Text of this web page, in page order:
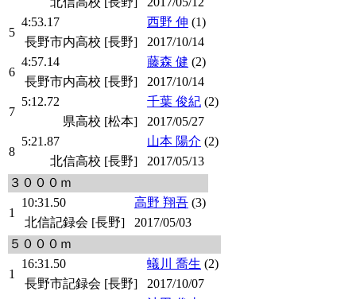
5
4:53.17 西野 伸 (1)
長野市内高校 [長野]
2017/10/14
6
4:57.14 藤森 健 (2)
長野市内高校 [長野]
2017/10/14
7
5:12.72 千葉 俊紀 (2)
県高校 [松本]
2017/05/27
8
5:21.87 山本 陽介 (2)
北信高校 [長野]
2017/05/13
３０００ｍ
1
10:31.50 高野 翔吾 (3)
北信記録会 [長野]
2017/05/03
５０００ｍ
1
16:31.50 蟻川 喬生 (2)
長野市記録会 [長野]
2017/10/07